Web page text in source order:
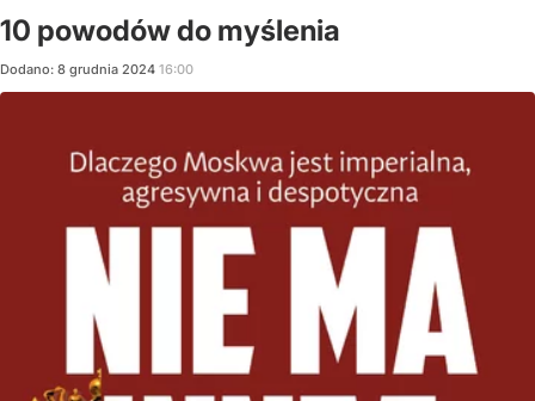
10 powodów do myślenia
Dodano: 8 grudnia 2024 16:00